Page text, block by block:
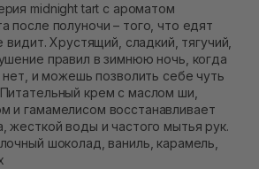
ул. Кулика и Гудачека 23 (ТЦ
midnight tart с ароматом
после полуночи – того, что едят
видит. Хрустящий, сладкий, тягучий,
правил в зимнюю ночь, когда
и можешь позволить себе чуть
крем с маслом ши,
и гамамелисом восстанавливает
жесткой воды и частого мытья рук.
шоколад, ваниль, карамель,